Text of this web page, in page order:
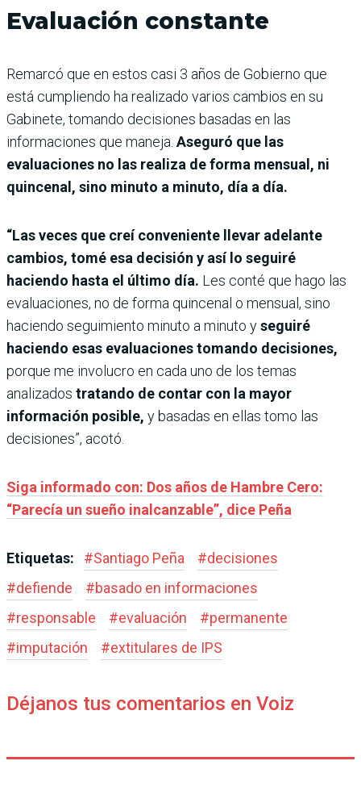
Evaluación constante
Remarcó que en estos casi 3 años de Gobierno que
está cumpliendo ha realizado varios cambios en su
Gabinete, tomando decisiones basadas en las
informaciones que maneja. Aseguró que las
evaluaciones no las realiza de forma mensual, ni
quincenal, sino minuto a minuto, día a día.
“Las veces que creí conveniente llevar adelante
cambios, tomé esa decisión y así lo seguiré
haciendo hasta el último día. Les conté que hago las
evaluaciones, no de forma quincenal o mensual, sino
haciendo seguimiento minuto a minuto yseguiré
haciendo esas evaluaciones tomando decisiones,
porque me involucro en cada uno de los temas
analizados tratando de contar con la mayor
información posible, y basadas en ellas tomo las
decisiones”, acotó.
Siga informado con: Dos años de Hambre Cero:
“Parecía un sueño inalcanzable”, dice Peña
Etiquetas: #Santiago Peña #decisiones
#defiende #basado en informaciones
#responsable #evaluación #permanente
#imputación #extitulares de IPS
Déjanos tus comentarios en Voiz